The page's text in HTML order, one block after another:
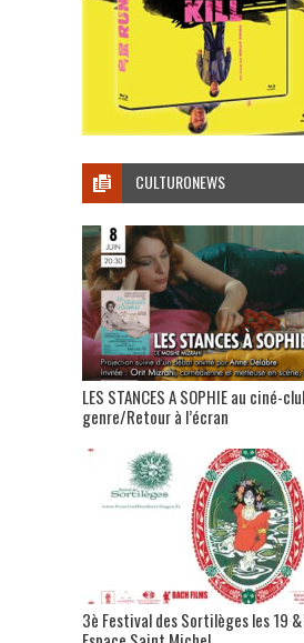
CULTURONEWS
LES STANCES A SOPHIE au ciné-
genre/Retour à l’écran
3è Festival des Sortilèges les 19